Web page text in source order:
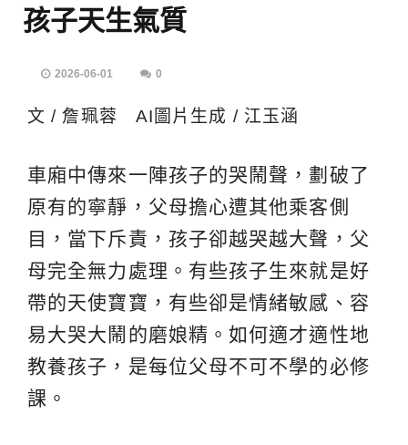
孩子天生氣質
2026-06-01 0
文 / 詹珮蓉 AI圖片生成 / 江玉涵
車廂中傳來一陣孩子的哭鬧聲，劃破了
原有的寧靜，父母擔心遭其他乘客側
目，當下斥責，孩子卻越哭越大聲，父
母完全無力處理。有些孩子生來就是好
帶的天使寶寶，有些卻是情緒敏感、容
易大哭大鬧的磨娘精。如何適才適性地
教養孩子，是每位父母不可不學的必修
課。